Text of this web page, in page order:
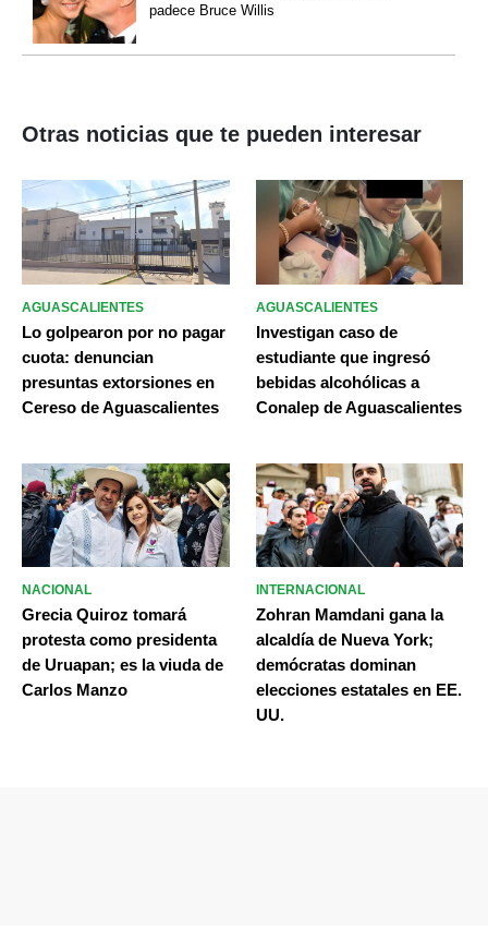
padece Bruce Willis
Otras noticias que te pueden interesar
AGUASCALIENTES
Lo golpearon por no pagar
cuota: denuncian
presuntas extorsiones en
Cereso de Aguascalientes
AGUASCALIENTES
Investigan caso de
estudiante que ingresó
bebidas alcohólicas a
Conalep de Aguascalientes
NACIONAL
Grecia Quiroz tomará
protesta como presidenta
de Uruapan; es la viuda de
Carlos Manzo
INTERNACIONAL
Zohran Mamdani gana la
alcaldía de Nueva York;
demócratas dominan
elecciones estatales en EE.
UU.